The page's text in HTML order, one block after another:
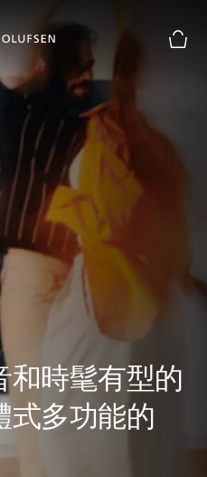
和時髦有型的
式多功能的